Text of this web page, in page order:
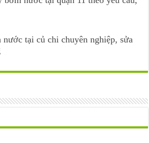
tại củ chi chuyên nghiệp, sửa